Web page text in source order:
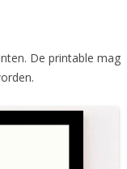
De printable mag